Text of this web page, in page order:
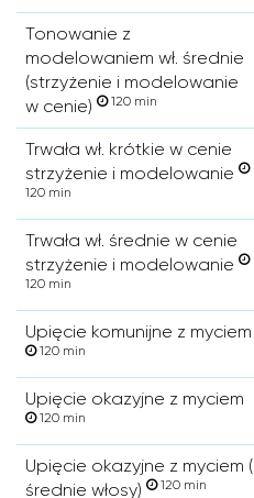
Tonowanie z
modelowaniem wł. średnie
(strzyżenie i modelowanie
w cenie)
120 min
Trwała wł. krótkie w cenie
strzyżenie i modelowanie
120 min
Trwała wł. średnie w cenie
strzyżenie i modelowanie
120 min
Upięcie komunijne z myciem
120 min
Upięcie okazyjne z myciem
120 min
Upięcie okazyjne z myciem (
średnie włosy)
120 min